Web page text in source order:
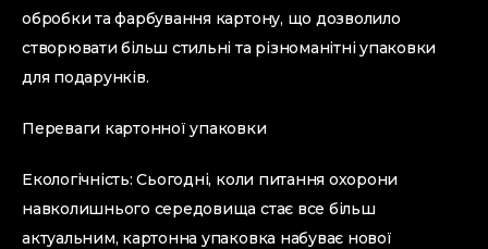
обробки та фарбування картону, що дозволило
створювати більш стильні та різноманітні упаковки
для подарунків.
Переваги картонної упаковки
Екологічність: Сьогодні, коли питання охорони
навколишнього середовища стає все більш
актуальним, картонна упаковка набуває нової